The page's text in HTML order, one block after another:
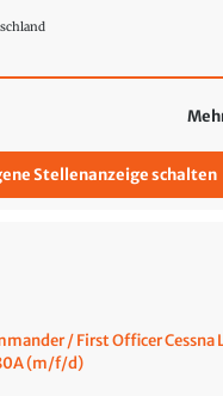
Stellenanzeige schalten
/ First Officer Cessna
(m/f/d)